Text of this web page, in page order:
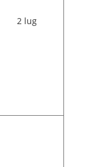
2 lug